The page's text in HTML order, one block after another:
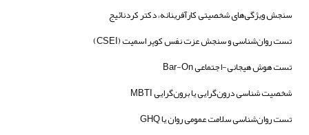
سنجش ویژگی‌های شخصیتی کارآفرینانه، دکتر کردنائیج
تست روان‌شناسی و سنجش عزت نفس کوپر اسمیت (CSEI)
تست هوش هیجانی-اجتماعی Bar-On
شخصیت شناسی درون‌گرایی یا برون‌گرایی MBTI
تست روان‌شناسی سلامت عمومی روان یا GHQ